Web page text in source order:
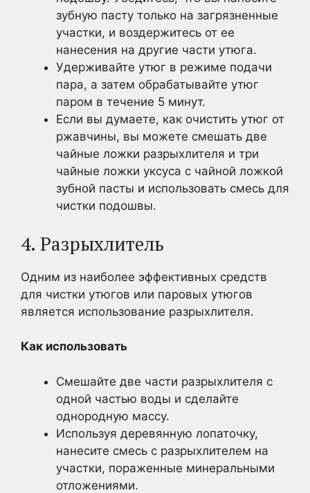
зубную пасту только на загрязненные
участки, и воздержитесь от ее
нанесения на другие части утюга.
Удерживайте утюг в режиме подачи
пара, а затем обрабатывайте утюг
паром в течение 5 минут.
Если вы думаете, как очистить утюг от
ржавчины, вы можете смешать две
чайные ложки разрыхлителя и три
чайные ложки уксуса с чайной ложкой
зубной пасты и использовать смесь для
чистки подошвы.
4. Разрыхлитель
Одним из наиболее эффективных средств
для чистки утюгов или паровых утюгов
является использование разрыхлителя.
Как использовать
Смешайте две части разрыхлителя с
одной частью воды и сделайте
однородную массу.
Используя деревянную лопаточку,
нанесите смесь с разрыхлителем на
участки, пораженные минеральными
отложениями.